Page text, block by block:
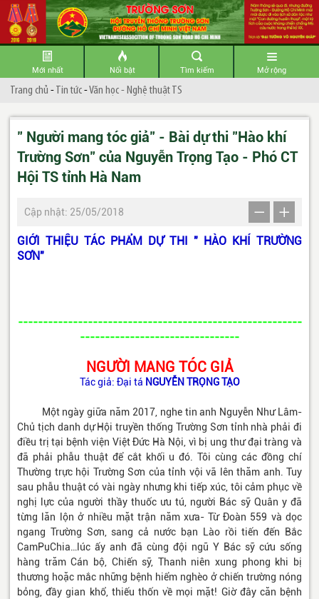
Mới nhất Nổi bật Tìm kiếm Mở rộng
Trang chủ -Tin tức-Văn học - Nghệ thuật TS
" Người mang tóc giả" - Bài dự thi "Hào khí
Trường Sơn" của Nguyễn Trọng Tạo - Phó CT
Hội TS tỉnh Hà Nam
Cập nhật: 25/05/2018
GIỚI THIỆU TÁC PHẨM DỰ THI " HÀO KHÍ TRƯỜNG
SƠN"
---------------------------------------------------------
--------------------------------
NGƯỜI MANG TÓC GIẢ
Tác giả: Đại tá NGUYỄN TRỌNG TẠO
Một ngày giữa năm 2017, nghe tin anh Nguyễn Như Lâm-
Chủ tịch danh dự Hội truyền thống Trường Sơn tỉnh nhà phải đi
điều trị tại bệnh viện Việt Đức Hà Nội, vì bị ung thư đại tràng và
đã phải phẫu thuật để cắt khối u đó. Tôi cùng các đồng chí
Thường trực hội Trường Sơn của tỉnh vội vã lên thăm anh. Tuy
sau phẫu thuật có vài ngày nhưng khi tiếp xúc, tôi cảm phục về
nghị lực của người thầy thuốc ưu tú, người Bác sỹ Quân y đã
từng lăn lộn ở nhiều mặt trận năm xưa- Từ Đoàn 559 và dọc
ngang Trường Sơn, sang cả nước bạn Lào rồi tiến đến Bắc
CamPuChia…lúc ấy anh đã cùng đội ngũ Y Bác sỹ cứu sống
hàng trăm Cán bộ, Chiến sỹ, Thanh niên xung phong khi bị
thương hoặc mắc những bệnh hiểm nghèo ở chiến trường nóng
bỏng, đầy gian khổ, thiếu thốn về mọi mặt! Giờ đây căn bệnh